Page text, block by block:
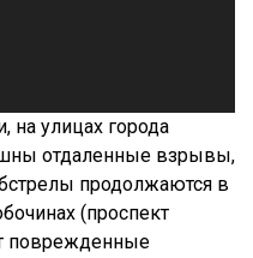
на улицах города
отдаленные взрывы,
продолжаются в
(проспект
поврежденные